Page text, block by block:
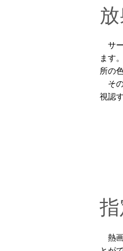
サー
ます
所の
その
視認
熱画